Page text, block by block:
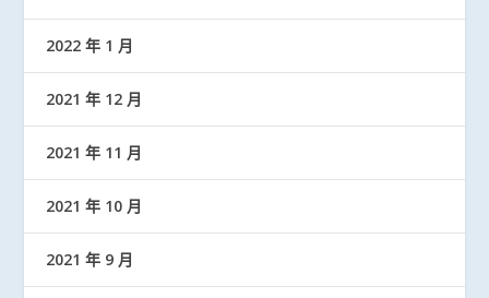
2022 年 1 月
2021 年 12 月
2021 年 11 月
2021 年 10 月
2021 年 9 月